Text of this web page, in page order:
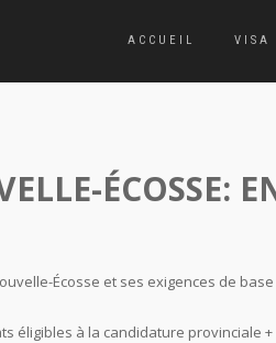
ACCUEIL VISA
ÉCOSSE:
Écosse et ses exigences de
éligibles à la candidature provinciale